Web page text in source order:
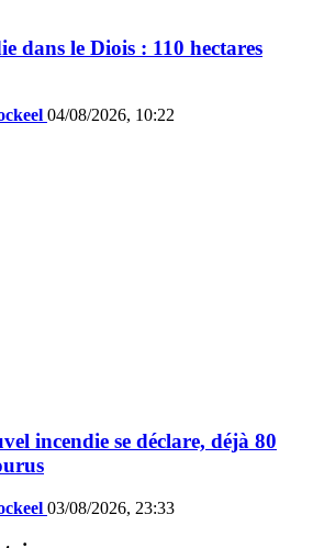
dans le Diois : 110 hectares
04/08/2026, 10:22
incendie se déclare, déjà 80
03/08/2026, 23:33